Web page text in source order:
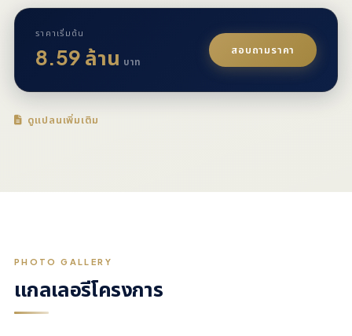
ราคาเริ่มต้น
8.59 ล้าน บาท
สอบถามราคา
ดูแปลนเพิ่มเติม
PHOTO GALLERY
แกลเลอรีโครงการ